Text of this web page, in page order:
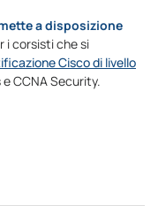
adisposizione
i corsisti che si
Cisco di livello
e CCNA Security.